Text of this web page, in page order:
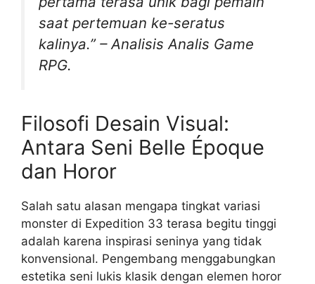
saat pertemuan ke-seratus
kalinya.” – Analisis Analis Game
RPG.
Filosofi Desain Visual:
Antara Seni Belle Époque
dan Horor
Salah satu alasan mengapa tingkat variasi
monster di Expedition 33 terasa begitu tinggi
adalah karena inspirasi seninya yang tidak
konvensional. Pengembang menggabungkan
estetika seni lukis klasik dengan elemen horor